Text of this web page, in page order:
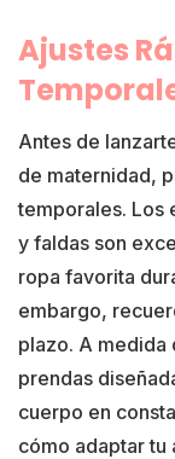
Ajustes
Antes de
de maternidad,
temporales. Los
y faldas son
ropa favorita
embargo,
plazo. A medida
prendas
cuerpo en
cómo adaptar tu